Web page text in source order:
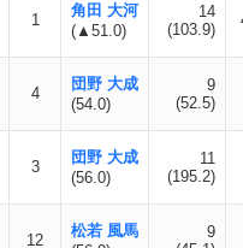
1
角田 大河
(▲51.0)
14
(103.9)
4
団野 大成
(54.0)
9
(52.5)
3
団野 大成
(56.0)
11
(195.2)
12
松若 風馬
9